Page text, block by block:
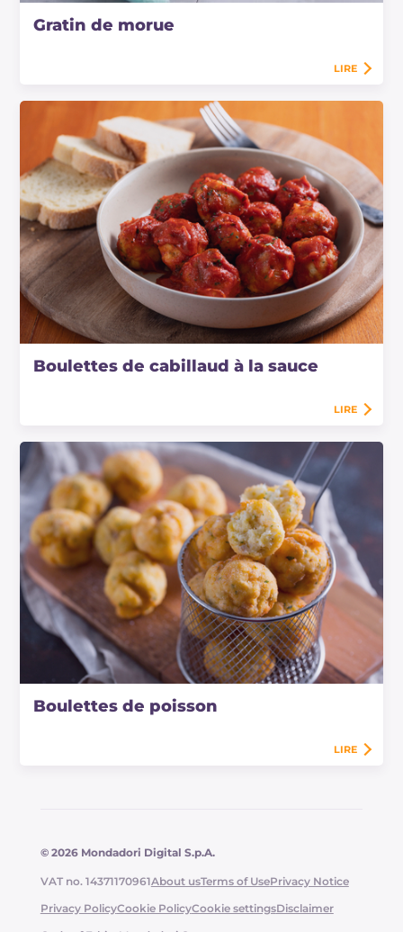
Gratin de morue
LIRE
Boulettes de cabillaud à la sauce
LIRE
Boulettes de poisson
LIRE
© 2026 Mondadori Digital S.p.A.
VAT no. 14371170961About usTerms of UsePrivacy Notice
Privacy PolicyCookie PolicyCookie settingsDisclaimer